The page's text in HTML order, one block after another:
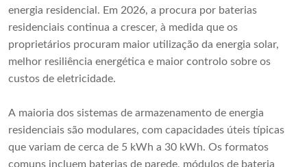
energia residencial. Em 2026, a procura por baterias
residenciais continua a crescer, à medida que os
proprietários procuram maior utilização da energia solar,
melhor resiliência energética e maior controlo sobre os
custos de eletricidade.
A maioria dos sistemas de armazenamento de energia
residenciais são modulares, com capacidades úteis típicas
que variam de cerca de 5 kWh a 30 kWh. Os formatos
comuns incluem baterias de parede, módulos de bateria